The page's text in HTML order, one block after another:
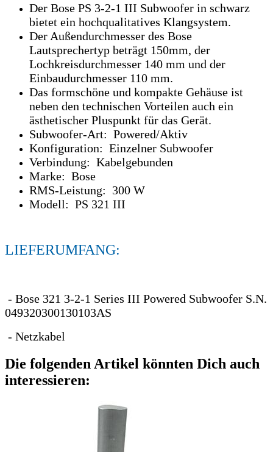
Der Bose PS 3-2-1 III Subwoofer in schwarz
bietet ein hochqualitatives Klangsystem.
Der Außendurchmesser des Bose
Lautsprechertyp beträgt 150mm, der
Lochkreisdurchmesser 140 mm und der
Einbaudurchmesser 110 mm.
Das formschöne und kompakte Gehäuse ist
neben den technischen Vorteilen auch ein
ästhetischer Pluspunkt für das Gerät.
Subwoofer-Art: Powered/Aktiv
Konfiguration: Einzelner Subwoofer
Verbindung: Kabelgebunden
Marke: Bose
RMS-Leistung: 300 W
Modell: PS 321 III
LIEFERUMFANG:
- Bose 321 3-2-1 Series III Powered Subwoofer S.N.
049320300130103AS
- Netzkabel
Die folgenden Artikel könnten Dich auch
interessieren: